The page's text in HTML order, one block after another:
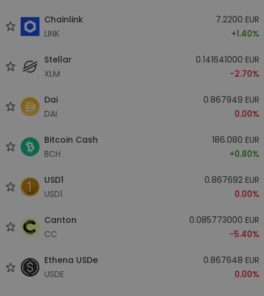
Chainlink
LINK
7.2200 EUR
+1.40%
Stellar
XLM
0.141641000 EUR
-2.70%
Dai
DAI
0.867949 EUR
0.00%
Bitcoin Cash
BCH
186.080 EUR
+0.80%
USD1
USD1
0.867692 EUR
0.00%
Canton
CC
0.085773000 EUR
-5.40%
Ethena USDe
USDE
0.867648 EUR
0.00%